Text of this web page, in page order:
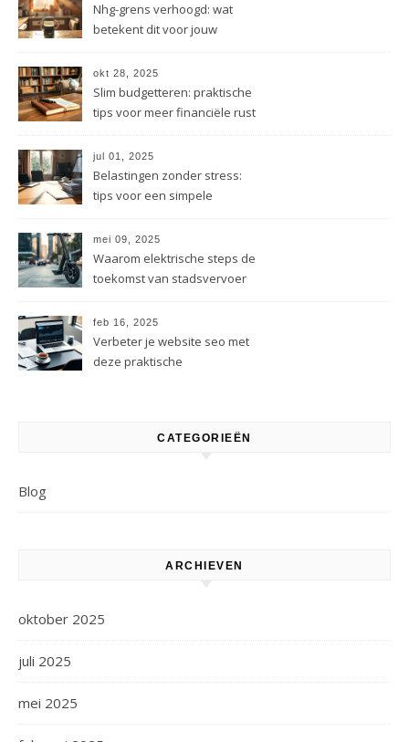
Nhg-grens verhoogd: wat
betekent dit voor jouw
okt 28, 2025
Slim budgetteren: praktische
tips voor meer financiële rust
jul 01, 2025
Belastingen zonder stress:
tips voor een simpele
mei 09, 2025
Waarom elektrische steps de
toekomst van stadsvervoer
feb 16, 2025
Verbeter je website seo met
deze praktische
CATEGORIEËN
Blog
ARCHIEVEN
oktober 2025
juli 2025
mei 2025